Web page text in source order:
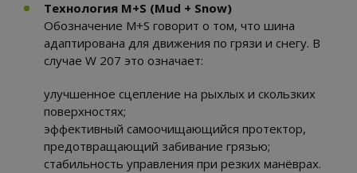
Технология M+S (Mud + Snow)
Обозначение M+S говорит о том, что шина
адаптирована для движения по грязи и снегу. В
случае W 207 это означает:
улучшенное сцепление на рыхлых и скользких
поверхностях;
эффективный самоочищающийся протектор,
предотвращающий забивание грязью;
стабильность управления при резких манёврах.